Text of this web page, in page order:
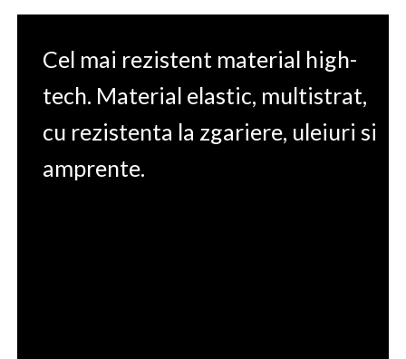
Cel mai rezistent material high-
tech. Material elastic, multistrat,
cu rezistenta la zgariere, uleiuri si
amprente.